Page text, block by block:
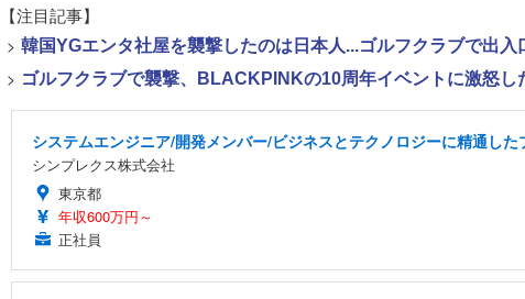
【注目記事】
> 韓国YGエンタ社屋を襲撃したのは日本人...ゴルフクラブで出
> ゴルフクラブで襲撃、BLACKPINKの10周年イベントに激怒し
システムエンジニア/開発メンバー/ビジネスとテクノロジーに精通し
シンプレクス株式会社
東京都
年収600万円～
正社員